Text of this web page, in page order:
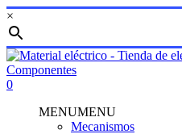
×
Cerrar
búsqueda
buscar
account
0
MENUMENU
Mecanismos